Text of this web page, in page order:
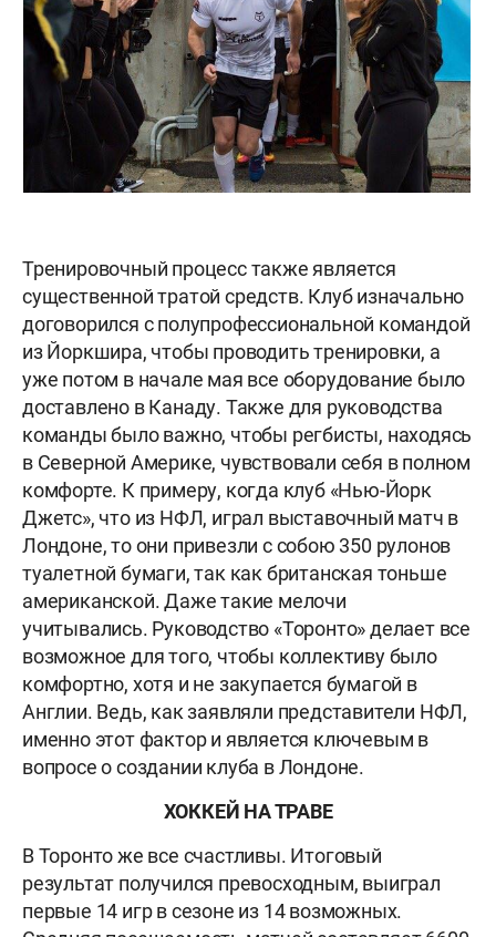
Тренировочный процесс также является
существенной тратой средств. Клуб изначально
договорился с полупрофессиональной командой
из Йоркшира, чтобы проводить тренировки, а
уже потом в начале мая все оборудование было
доставлено в Канаду. Также для руководства
команды было важно, чтобы регбисты, находясь
в Северной Америке, чувствовали себя в полном
комфорте. К примеру, когда клуб «Нью-Йорк
Джетс», что из НФЛ, играл выставочный матч в
Лондоне, то они привезли с собою 350 рулонов
туалетной бумаги, так как британская тоньше
американской. Даже такие мелочи
учитывались. Руководство «Торонто» делает все
возможное для того, чтобы коллективу было
комфортно, хотя и не закупается бумагой в
Англии. Ведь, как заявляли представители НФЛ,
именно этот фактор и является ключевым в
вопросе о создании клуба в Лондоне.
ХОККЕЙ НА ТРАВЕ
В Торонто же все счастливы. Итоговый
результат получился превосходным, выиграл
первые 14 игр в сезоне из 14 возможных.